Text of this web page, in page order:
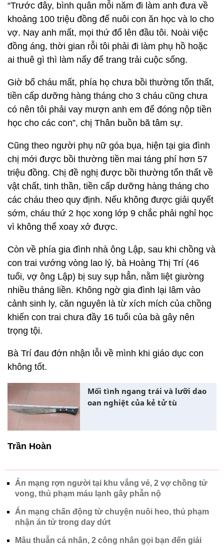
“Trước đây, bình quân mỗi năm đi làm anh đưa về
khoảng 100 triệu đồng để nuôi con ăn học và lo cho
vợ. Nay anh mất, mọi thứ đổ lên đầu tôi. Noài việc
đồng áng, thời gian rỗi tôi phải đi làm phụ hồ hoặc
ai thuê gì thì làm nấy để trang trải cuộc sống.
Giờ bố cháu mất, phía họ chưa bồi thường tổn thất,
tiền cấp dưỡng hàng tháng cho 3 cháu cũng chưa
có nên tôi phải vay mượn anh em để đóng nộp tiền
học cho các con”, chị Thân buồn bã tâm sự.
Cũng theo người phụ nữ góa bụa, hiện tại gia đình
chị mới được bồi thường tiền mai táng phí hơn 57
triệu đồng. Chị đề nghị được bồi thường tổn thất về
vật chất, tinh thần, tiền cấp dưỡng hàng tháng cho
các cháu theo quy định. Nếu không được giải quyết
sớm, cháu thứ 2 học xong lớp 9 chắc phải nghỉ học
vì không thể xoay xở được.
Còn về phía gia đình nhà ông Lập, sau khi chồng và
con trai vướng vòng lao lý, bà Hoàng Thị Trí (46
tuổi, vợ ông Lập) bị suy sụp hẳn, nằm liệt giường
nhiều tháng liền. Không ngờ gia đình lại lâm vào
cảnh sinh ly, căn nguyên là từ xích mích của chồng
khiến con trai chưa đầy 16 tuổi của bà gây nên
trọng tội.
Bà Trí đau đớn nhận lỗi về mình khi giáo dục con
không tốt.
Mối tình ngang trái và lưỡi dao
oan nghiệt của kẻ tử tù
Trần Hoàn
Án mạng rợn người tại khu vắng vẻ, 2 vợ chồng tử
vong, thủ phạm máu lạnh gây phẫn nộ
Án mạng chấn động từ chuyện nuôi heo, thủ phạm
nhận án tử trong day dứt
Mâu thuẫn cá nhân, 2 công nhân gọi bạn đến giải